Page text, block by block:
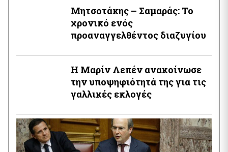
Μητσοτάκης – Σαμαράς: Το
χρονικό ενός
προαναγγελθέντος διαζυγίου
Η Μαρίν Λεπέν ανακοίνωσε
την υποψηφιότητά της για τις
γαλλικές εκλογές